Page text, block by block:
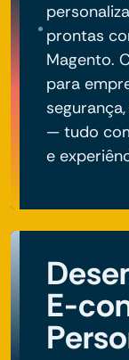
prontas
Magento.
para
— tudo
e
E-